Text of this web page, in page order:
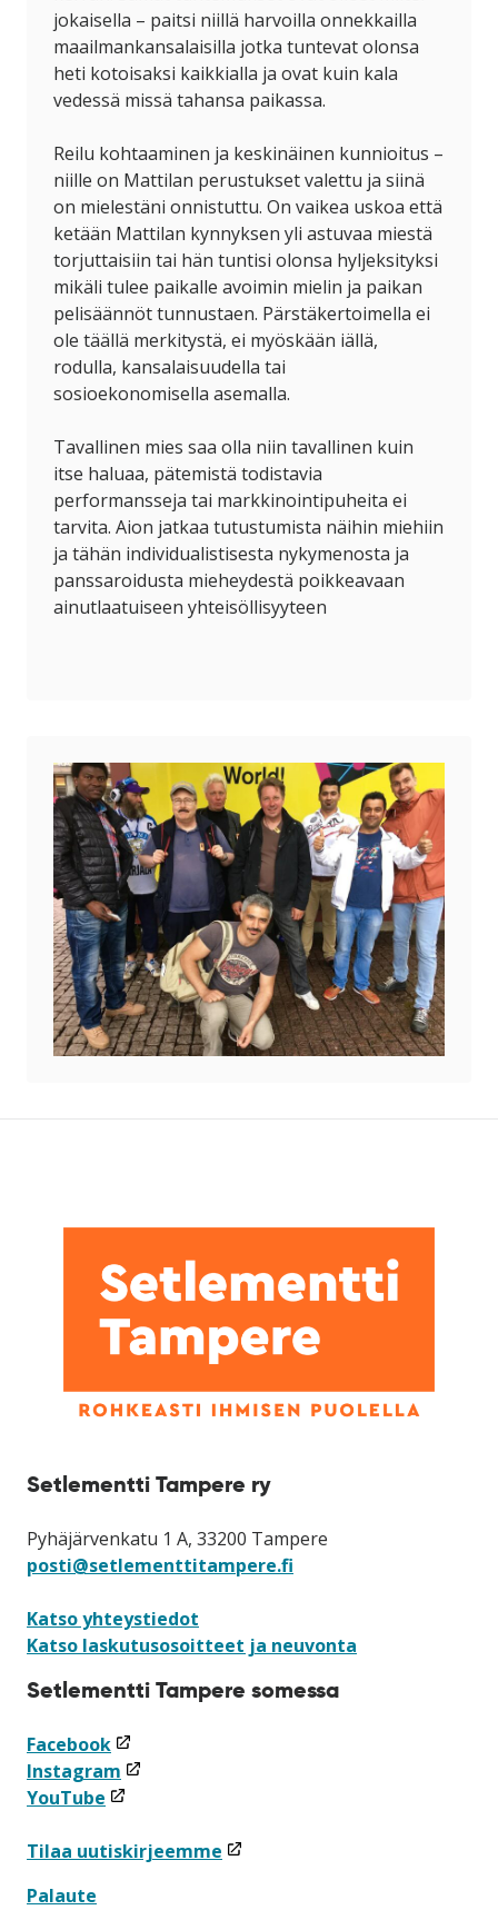
jokaisella – paitsi niillä harvoilla onnekkailla
maailmankansalaisilla jotka tuntevat olonsa
heti kotoisaksi kaikkialla ja ovat kuin kala
vedessä missä tahansa paikassa.
Reilu kohtaaminen ja keskinäinen kunnioitus –
niille on Mattilan perustukset valettu ja siinä
on mielestäni onnistuttu. On vaikea uskoa että
ketään Mattilan kynnyksen yli astuvaa miestä
torjuttaisiin tai hän tuntisi olonsa hyljeksityksi
mikäli tulee paikalle avoimin mielin ja paikan
pelisäännöt tunnustaen. Pärstäkertoimella ei
ole täällä merkitystä, ei myöskään iällä,
rodulla, kansalaisuudella tai
sosioekonomisella asemalla.
Tavallinen mies saa olla niin tavallinen kuin
itse haluaa, pätemistä todistavia
performansseja tai markkinointipuheita ei
tarvita. Aion jatkaa tutustumista näihin miehiin
ja tähän individualistisesta nykymenosta ja
panssaroidusta mieheydestä poikkeavaan
ainutlaatuiseen yhteisöllisyyteen
Setlementti Tampere ry
Pyhäjärvenkatu 1 A, 33200 Tampere
posti@setlementtitampere.fi
Katso yhteystiedot
Katso laskutusosoitteet ja neuvonta
Setlementti Tampere somessa
Facebook(linkki
avataan
uuteen
Instagram (linkki
avataan
ikkunaan)
YouTube (linkki
uuteen
Tilaa uutiskirjeemme (linkki
Palaute